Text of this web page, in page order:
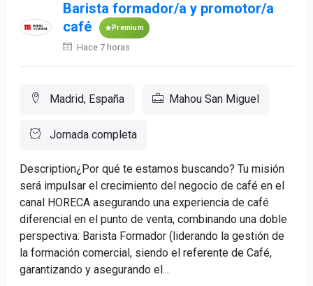
Barista formador/a y promotor/a
café
Premium
Hace 7 horas
Madrid, España Mahou San Miguel
Jornada completa
Description¿Por qué te estamos buscando? Tu misión
será impulsar el crecimiento del negocio de café en el
canal HORECA asegurando una experiencia de café
diferencial en el punto de venta, combinando una doble
perspectiva: Barista Formador (liderando la gestión de
la formación comercial, siendo el referente de Café,
garantizando y asegurando el...